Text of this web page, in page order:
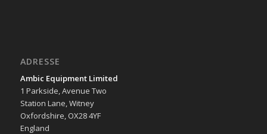
ADRESSE
Ambic Equipment Limited
1 Parkside, Avenue Two
Station Lane, Witney
Oxfordshire, OX28 4YF
England